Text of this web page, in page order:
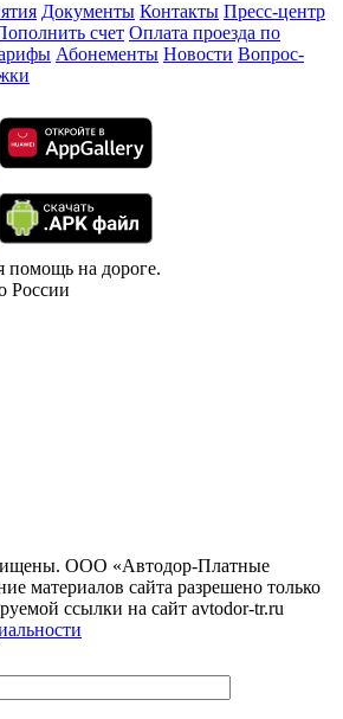
Документы Контакты Пресс-центр
счет Оплата проезда по
Абонементы Новости Вопрос-
помощь на дороге.
России
ООО «Автодор-Платные
материалов сайта разрешено только
ссылки на сайт avtodor-tr.ru